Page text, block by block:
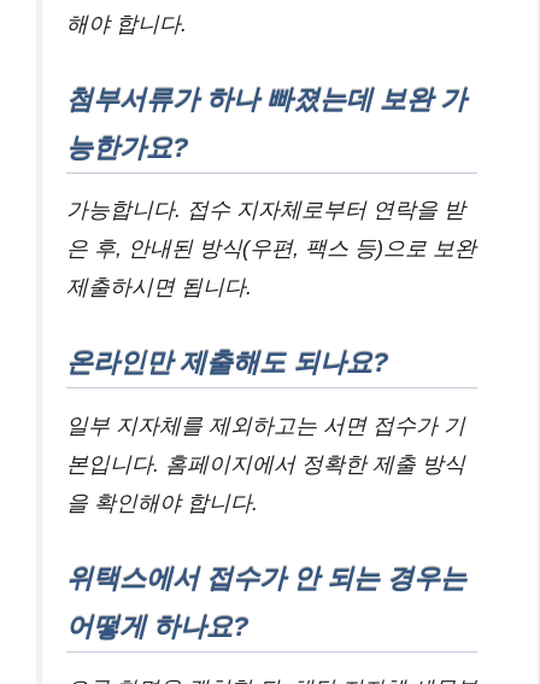
해야 합니다.
첨부서류가 하나 빠졌는데 보완 가
능한가요?
가능합니다. 접수 지자체로부터 연락을 받
은 후, 안내된 방식(우편, 팩스 등)으로 보완
제출하시면 됩니다.
온라인만 제출해도 되나요?
일부 지자체를 제외하고는 서면 접수가 기
본입니다. 홈페이지에서 정확한 제출 방식
을 확인해야 합니다.
위택스에서 접수가 안 되는 경우는
어떻게 하나요?